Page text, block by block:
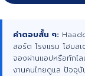
คำตอบสั้น ๆ:
สอร์ต โรงแรม โฮมส
จองผ่านแอปหรือทักไ
งานคนไทยดูแล ปัจจุบั